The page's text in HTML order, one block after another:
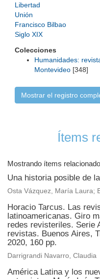
Libertad
Unión
Francisco Bilbao
Siglo XIX
Colecciones
Humanidades:
Montevideo [348]
Mostrar el registro
Ítems
Mostrando ítems
Una historia posible de
Osta Vázquez, María Laura;
Horacio Tarcus. Las
latinoamericanas. Giro
redes revisteriles. Serie
revistas. Buenos Aires,
2020, 160 pp.
Darrigrandi Navarro, Claudia
América Latina y los